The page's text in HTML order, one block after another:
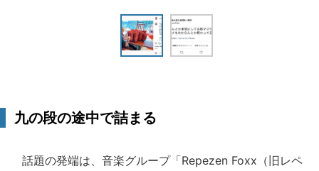
九の段の途中で詰まる
話題の発端は、音楽グループ「Repezen Foxx（旧レペ